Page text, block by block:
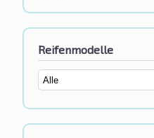
Reifenmodelle